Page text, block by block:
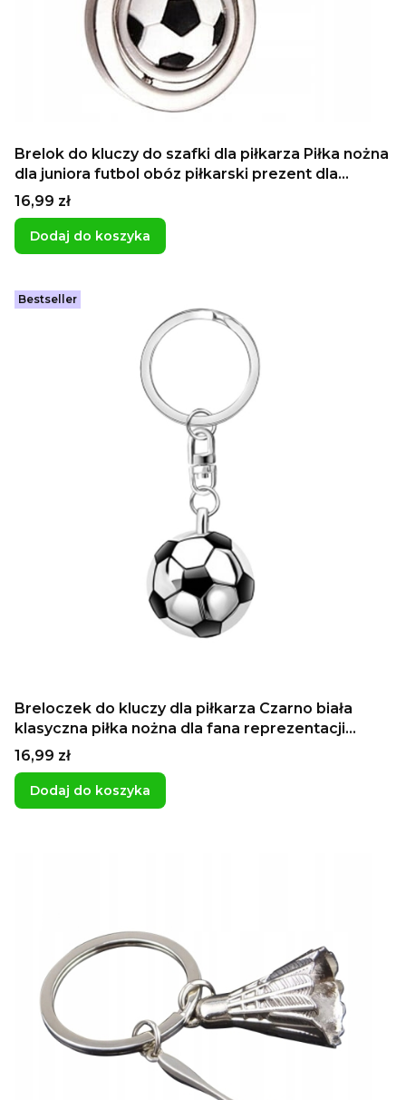
Brelok do kluczy do szafki dla piłkarza Piłka nożna
dla juniora futbol obóz piłkarski prezent dla
chłopaków dla kolegów z klasy
Cena
16,99 zł
Dodaj do koszyka
Bestseller
Breloczek do kluczy dla piłkarza Czarno biała
klasyczna piłka nożna dla fana reprezentacji
ekstraklasa
Cena
16,99 zł
Dodaj do koszyka